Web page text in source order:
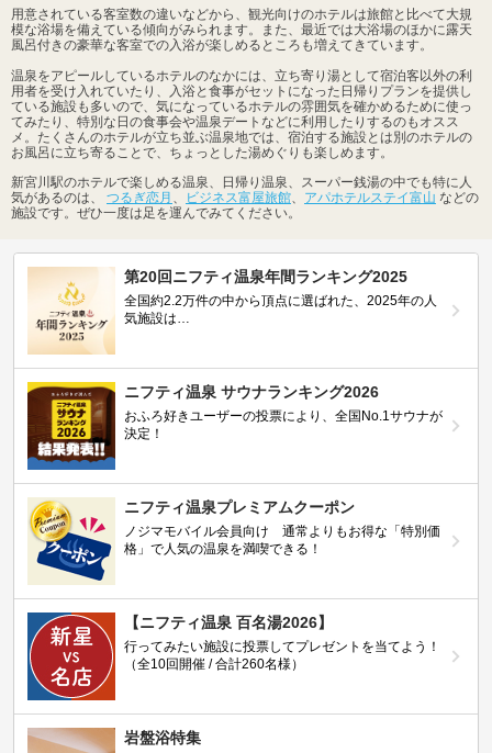
用意されている客室数の違いなどから、観光向けのホテルは旅館と比べて大規
模な浴場を備えている傾向がみられます。また、最近では大浴場のほかに露天
風呂付きの豪華な客室での入浴が楽しめるところも増えてきています。
温泉をアピールしているホテルのなかには、立ち寄り湯として宿泊客以外の利
用者を受け入れていたり、入浴と食事がセットになった日帰りプランを提供し
ている施設も多いので、気になっているホテルの雰囲気を確かめるために使っ
てみたり、特別な日の食事会や温泉デートなどに利用したりするのもオスス
メ。たくさんのホテルが立ち並ぶ温泉地では、宿泊する施設とは別のホテルの
お風呂に立ち寄ることで、ちょっとした湯めぐりも楽しめます。
新宮川駅のホテルで楽しめる温泉、日帰り温泉、スーパー銭湯の中でも特に人
気があるのは、 つるぎ恋月 ビジネス富屋旅館 アパホテルステイ富山 などの
施設です。ぜひ一度は足を運んでみてください。
第20回ニフティ温泉年間ランキング2025
全国約2.2万件の中から頂点に選ばれた、2025年の人
気施設は…
ニフティ温泉 サウナランキング2026
おふろ好きユーザーの投票により、全国No.1サウナが
決定！
ニフティ温泉プレミアムクーポン
ノジマモバイル会員向け 通常よりもお得な「特別価
格」で人気の温泉を満喫できる！
【ニフティ温泉 百名湯2026】
行ってみたい施設に投票してプレゼントを当てよう！
（全10回開催 / 合計260名様）
岩盤浴特集